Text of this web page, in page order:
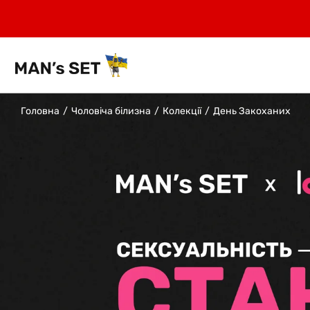
Головна Чоловіча білизна Колекції День Закоханих